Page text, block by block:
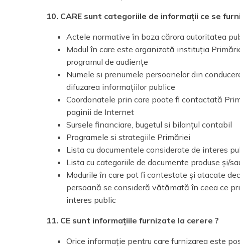
10. CARE sunt categoriile de informații ce se
Actele normative în baza cărora autoritatea
Modul în care este organizată instituția
programul de audiențe
Numele si prenumele persoanelor din
difuzarea informațiilor publice
Coordonatele prin care poate fi contactată
paginii de Internet
Sursele financiare, bugetul si bilanțul contabil
Programele si strategiile Primăriei
Lista cu documentele considerate de interes
Lista cu categoriile de documente produse și/
Modurile în care pot fi contestate și atacate
persoană se consideră vătămată în ceea ce
interes public
11. CE sunt informațiile furnizate la cerere ?
Orice informație pentru care furnizarea este